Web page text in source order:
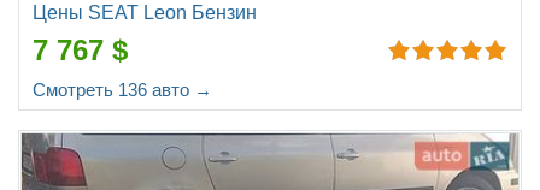
Цены SEAT Leon Бензин
7 767 $
Смотреть 136 авто →